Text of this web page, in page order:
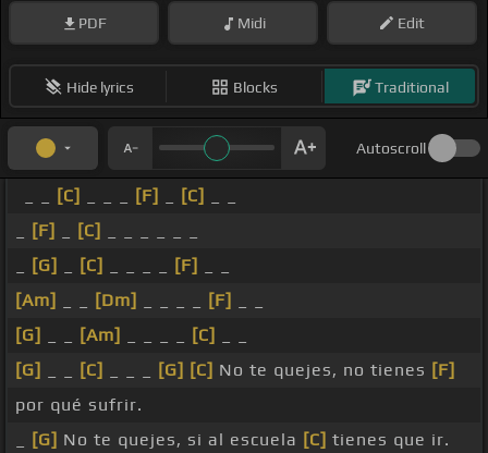
PDF Midi Edit
Hide lyrics Blocks Traditional
Autoscroll
[C] [F] [C]
[F] [C]
[G] [C] [F]
[Am]
[Dm] [F]
[G]
[Am] [C]
[G]
[C] [G] [C] No te quejes, no tienes [F]
por qué sufrir.
[G] No te quejes, si al escuela [C] tienes que ir.